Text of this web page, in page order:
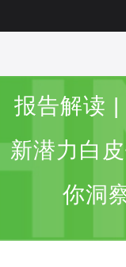
报告解读
新潜力白
你洞